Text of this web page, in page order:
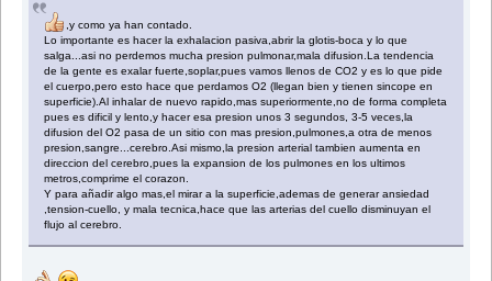
,y como ya han contado.
Lo importante es hacer la exhalacion pasiva,abrir la glotis-boca y lo que
salga...asi no perdemos mucha presion pulmonar,mala difusion.La tendencia
de la gente es exalar fuerte,soplar,pues vamos llenos de CO2 y es lo que pide
el cuerpo,pero esto hace que perdamos O2 (llegan bien y tienen sincope en
superficie).Al inhalar de nuevo rapido,mas superiormente,no de forma completa
pues es dificil y lento,y hacer esa presion unos 3 segundos, 3-5 veces,la
difusion del O2 pasa de un sitio con mas presion,pulmones,a otra de menos
presion,sangre...cerebro.Asi mismo,la presion arterial tambien aumenta en
direccion del cerebro,pues la expansion de los pulmones en los ultimos
metros,comprime el corazon.
Y para añadir algo mas,el mirar a la superficie,ademas de generar ansiedad
,tension-cuello, y mala tecnica,hace que las arterias del cuello disminuyan el
flujo al cerebro.